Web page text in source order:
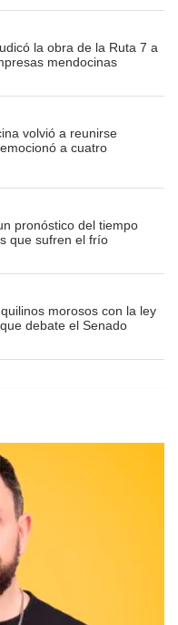
la obra de la Ruta 7 a
mendocinas
volvió a reunirse
a cuatro
pronóstico del tiempo
que sufren el frío
morosos con la ley
debate el Senado